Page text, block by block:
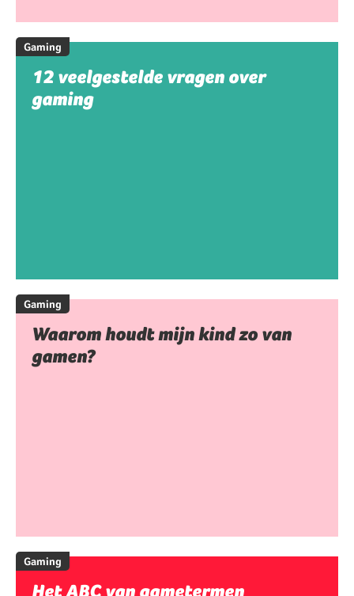
Gaming
12 veelgestelde vragen over
gaming
Gaming
Waarom houdt mijn kind zo van
gamen?
Gaming
Het ABC van gametermen